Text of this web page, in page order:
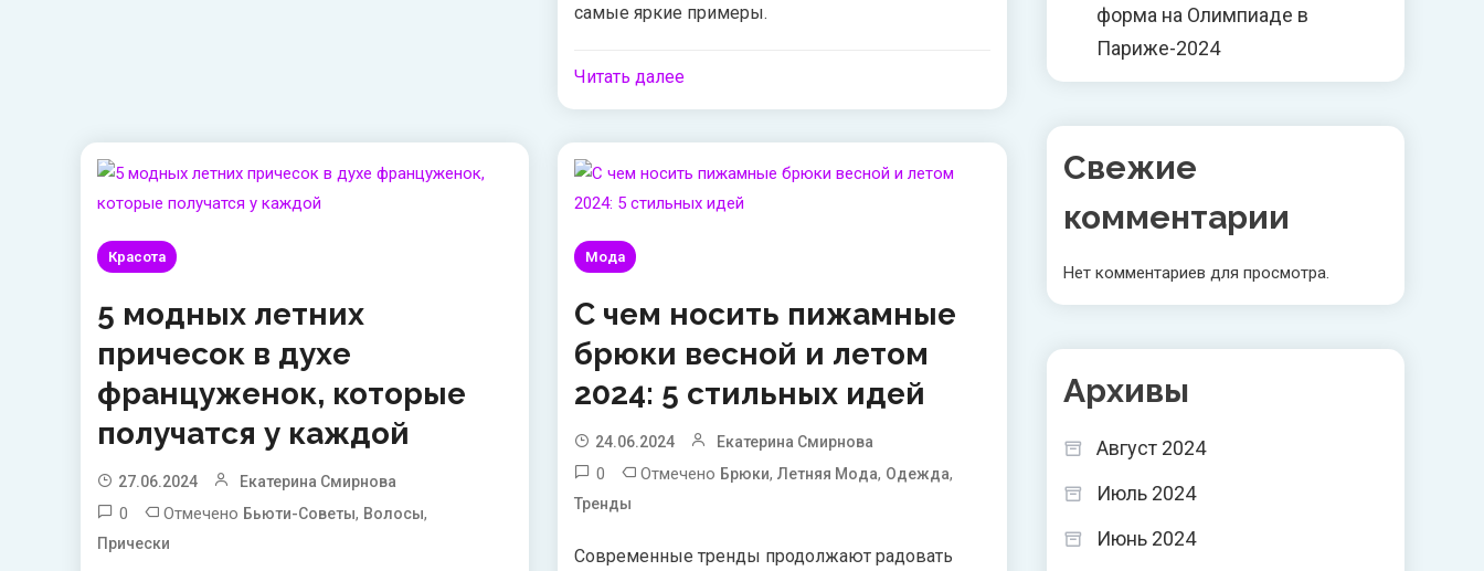
самые яркие примеры.
Читать далее
Красота
5 модных летних
причесок в духе
француженок, которые
получатся у каждой
27.06.2024 Екатерина Смирнова
0 Отмечено Бьюти-Советы, Волосы,
Прически
Мода
С чем носить пижамные
брюки весной и летом
2024: 5 стильных идей
24.06.2024 Екатерина Смирнова
0 Отмечено Брюки,Летняя Мода, Одежда,
Тренды
Современные тренды продолжают радовать
форма на Олимпиаде в
Париже-2024
Свежие
комментарии
Нет комментариев для просмотра.
Архивы
Август 2024
Июль 2024
Июнь 2024